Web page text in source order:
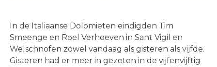
In de Italiaanse Dolomieten eindigden Tim
Smeenge en Roel Verhoeven in Sant Vigil en
Welschnofen zowel vandaag als gisteren als vijfde.
Gisteren had er meer in gezeten in de vijfenvijftig